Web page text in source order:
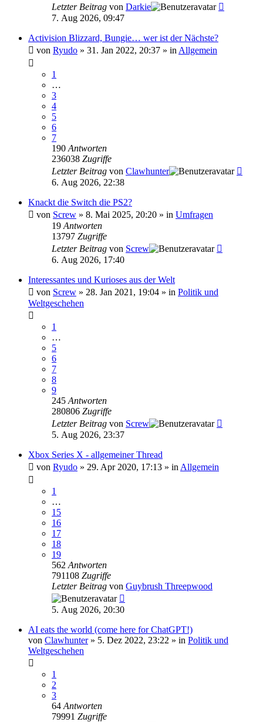
Letzter Beitrag von Darkie
7. Aug 2026, 09:47
Activision Blizzard, Bungie… wer ist der Nächste?
von Ryudo » 31. Jan 2022, 20:37 » in Allgemein
1
…
3
4
5
6
7
190 Antworten
236038 Zugriffe
Letzter Beitrag von Clawhunter
6. Aug 2026, 22:38
Knackt die Switch die PS2?
von Screw » 8. Mai 2025, 20:20 » in Umfragen
19 Antworten
13797 Zugriffe
Letzter Beitrag von Screw
6. Aug 2026, 17:40
Interessantes und Kurioses aus der Welt
von Screw » 28. Jan 2021, 19:04 » in Politik und
Weltgeschehen
1
…
5
6
7
8
9
245 Antworten
280806 Zugriffe
Letzter Beitrag von Screw
5. Aug 2026, 23:37
Xbox Series X - allgemeiner Thread
von Ryudo » 29. Apr 2020, 17:13 » in Allgemein
1
…
15
16
17
18
19
562 Antworten
791108 Zugriffe
Letzter Beitrag von Guybrush Threepwood
5. Aug 2026, 20:30
AI eats the world (come here for ChatGPT!)
von Clawhunter» 5. Dez 2022, 23:22 » in Politik und
Weltgeschehen
1
2
3
64 Antworten
79991 Zugriffe